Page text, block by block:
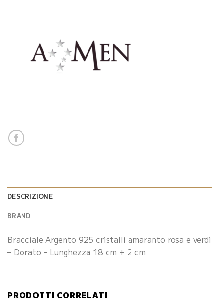
DESCRIZIONE
BRAND
Bracciale Argento 925 cristalli amaranto rosa e verdi
– Dorato – Lunghezza 18 cm + 2 cm
PRODOTTI CORRELATI